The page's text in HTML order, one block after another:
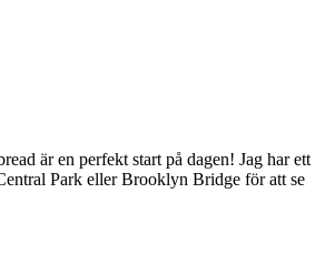
är en perfekt start på dagen! Jag har ett
Park eller Brooklyn Bridge för att se